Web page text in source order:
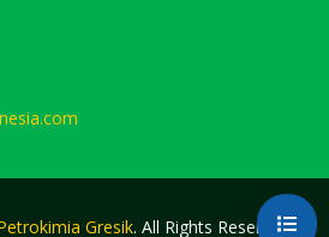
Gresik. All Rights Reserved.